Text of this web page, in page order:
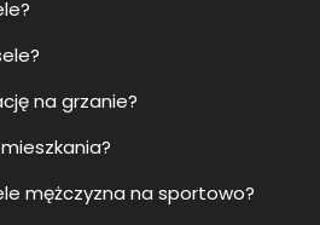
na grzanie?
mężczyzna na sportowo?